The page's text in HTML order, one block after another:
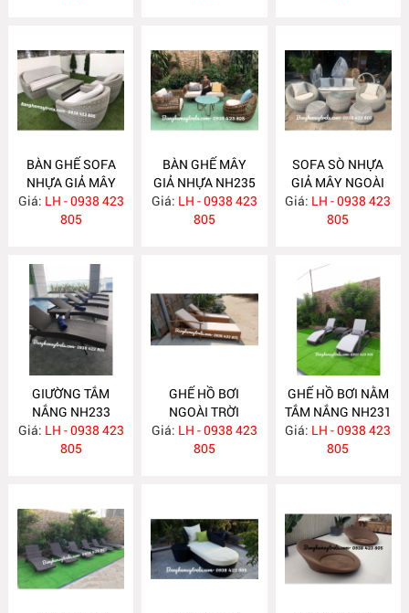
BÀN GHẾ SOFA
NHỰA GIẢ MÂY
NH236
Giá: LH - 0938 423
805
BÀN GHẾ MÂY
GIẢ NHỰA NH235
Giá: LH - 0938 423
805
SOFA SÒ NHỰA
GIẢ MÂY NGOÀI
TRỜI NH234
Giá: LH - 0938 423
805
GIƯỜNG TẮM
NẮNG NH233
Giá: LH - 0938 423
805
GHẾ HỒ BƠI
NGOÀI TRỜI
NH232
Giá: LH - 0938 423
805
GHẾ HỒ BƠI NẰM
TẮM NẮNG NH231
Giá: LH - 0938 423
805